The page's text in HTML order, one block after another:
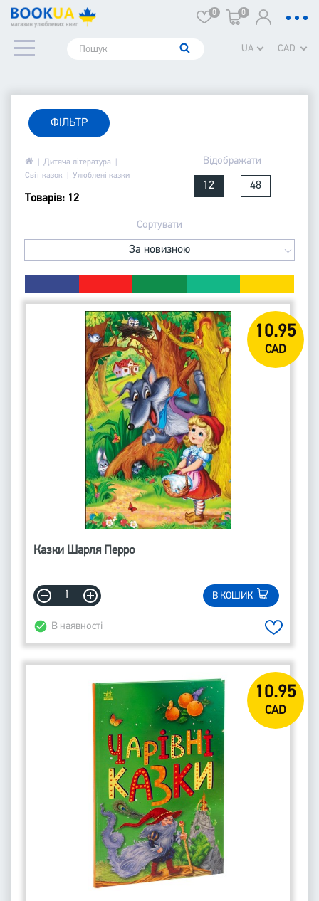
0 0
UA CAD
ФІЛЬТР
Дитяча література
Світ казок
Улюблені казки
Товарів: 12
Відображати
12 48
Сортувати
За новизною
10.95
CAD
Казки Шарля Перро
В КОШИК
В наявності
10.95
CAD